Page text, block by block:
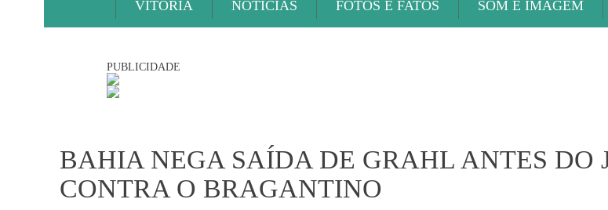
VITÓRIA NOTÍCIAS FOTOS E FATOS SOM E IMAGEM
PUBLICIDADE
BAHIA NEGA SAÍDA DE GRAHL ANTES DO
CONTRA O BRAGANTINO